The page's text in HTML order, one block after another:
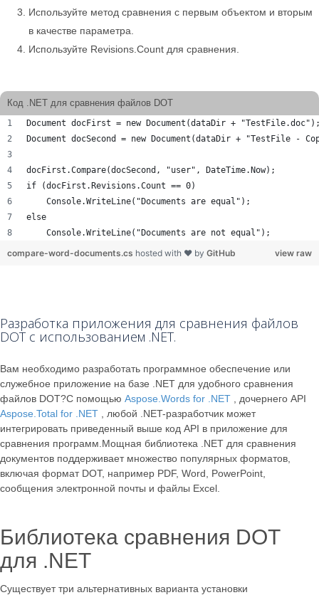
Используйте метод сравнения с первым объектом и вторым
в качестве параметра.
Используйте Revisions.Count для сравнения.
Код .NET для сравнения файлов DOT
Document docFirst = new Document(dataDir +
Document docSecond = new Document(dataDir + "TestFile -
docFirst.Compare(docSecond, "user", DateTime.Now);
if (docFirst.Revisions.Count == 0)
    Console.WriteLine("Documents are equal");
else
    Console.WriteLine("Documents are not equal");
view raw
compare-word-documents.cs hosted with ❤ by GitHub
Разработка приложения для сравнения файлов
DOT с использованием .NET.
Вам необходимо разработать программное обеспечение или
служебное приложение на базе .NET для удобного сравнения
файлов DOT?С помощью Aspose.Words for .NET , дочернего API
Aspose.Total for .NET , любой .NET-разработчик может
интегрировать приведенный выше код API в приложение для
сравнения программ.Мощная библиотека .NET для сравнения
документов поддерживает множество популярных форматов,
включая формат DOT, например PDF, Word, PowerPoint,
сообщения электронной почты и файлы Excel.
Библиотека сравнения DOT
для .NET
Существует три альтернативных варианта установки